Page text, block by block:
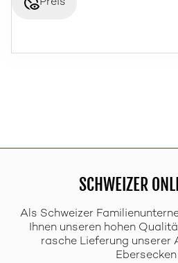
Preis
SCHWEIZER
Als Schweizer
Ihnen unseren hohen
rasche Lieferung unserer
Ebersecken